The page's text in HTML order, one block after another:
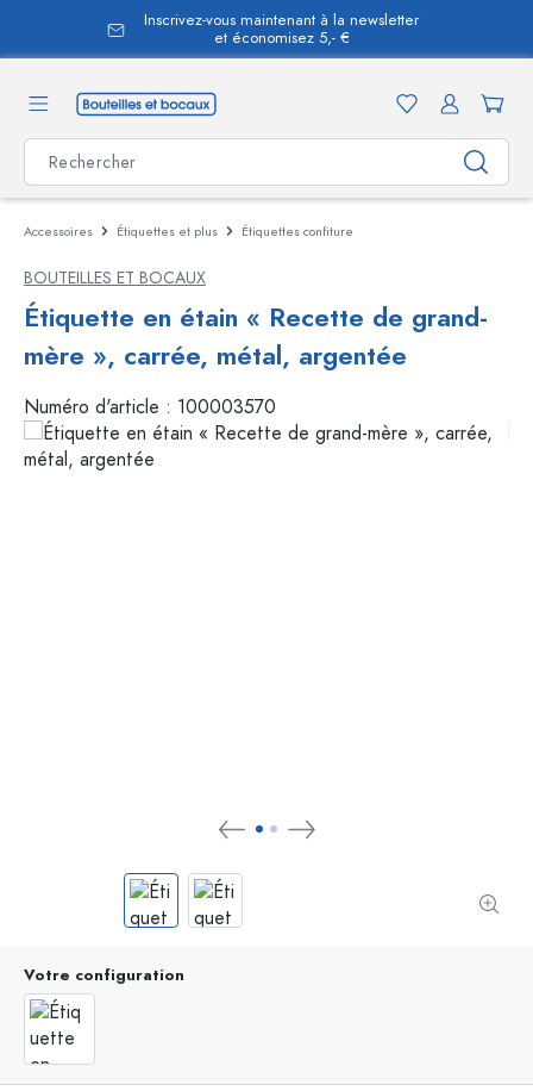
principal
Inscrivez-vous maintenant à la newsletter
et économisez 5,- €
Accessoires Étiquettes et plus Étiquettes confiture
BOUTEILLES ET BOCAUX
Étiquette en étain « Recette de grand-
mère », carrée, métal, argentée
Numéro d'article : 100003570
Votre configuration